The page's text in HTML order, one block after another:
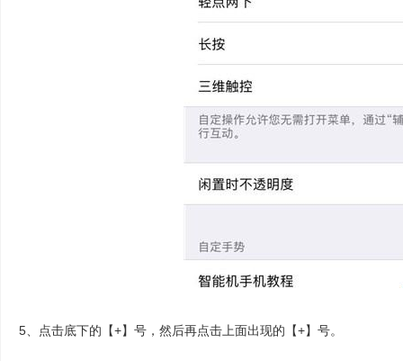
5、点击底下的【+】号，然后再点击上面出现的【+】号。